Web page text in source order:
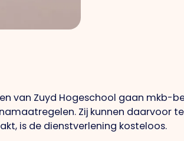
van Zuyd Hogeschool gaan mkb-
Zij kunnen daarvoor
is de dienstverlening kosteloos.